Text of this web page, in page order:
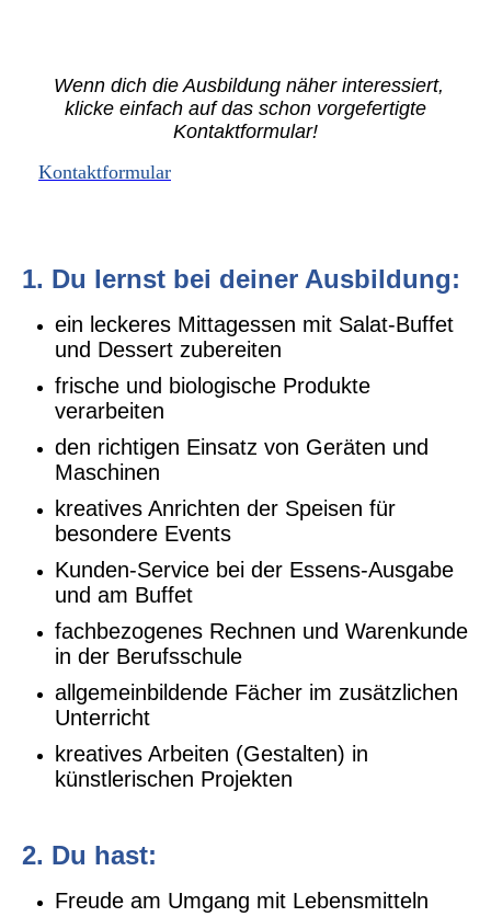
Wenn dich die Ausbildung näher interessiert,
klicke einfach auf das schon vorgefertigte
Kontaktformular!
Kontaktformular
1. Du lernst bei deiner Ausbildung:
ein leckeres Mittagessen mit Salat-Buffet
und Dessert zubereiten
frische und biologische Produkte
verarbeiten
den richtigen Einsatz von Geräten und
Maschinen
kreatives Anrichten der Speisen für
besondere Events
Kunden-Service bei der Essens-Ausgabe
und am Buffet
fachbezogenes Rechnen und Warenkunde
in der Berufsschule
allgemeinbildende Fächer im zusätzlichen
Unterricht
kreatives Arbeiten (Gestalten) in
künstlerischen Projekten
2. Du hast:
Freude am Umgang mit Lebensmitteln